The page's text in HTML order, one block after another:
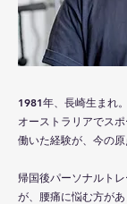
1981年、長崎生まれ。
オーストラリアでス
働いた経験が、今の原
帰国後パーソナルト
が、腰痛に悩む方が